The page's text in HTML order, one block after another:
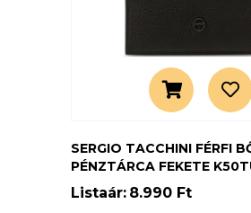
SERGIO TACCHINI FÉRFI
PÉNZTÁRCA FEKETE
Listaár: 8.990 Ft